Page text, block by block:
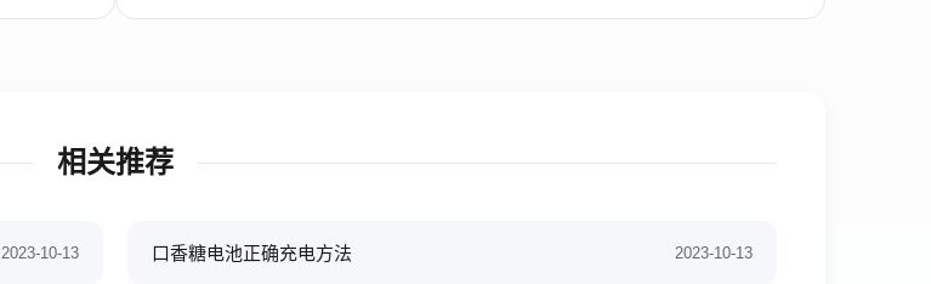
相关推荐
2023-10-13 口香糖电池正确充电方法 2023-10-13